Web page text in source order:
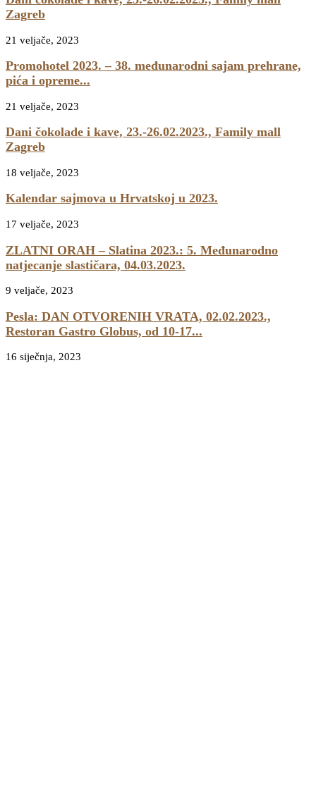
Zagreb
21 veljače, 2023
Promohotel 2023. – 38. međunarodni sajam prehrane,
pića i opreme...
21 veljače, 2023
Dani čokolade i kave, 23.-26.02.2023., Family mall
Zagreb
18 veljače, 2023
Kalendar sajmova u Hrvatskoj u 2023.
17 veljače, 2023
ZLATNI ORAH – Slatina 2023.: 5. Međunarodno
natjecanje slastičara, 04.03.2023.
9 veljače, 2023
Pesla: DAN OTVORENIH VRATA, 02.02.2023.,
Restoran Gastro Globus, od 10-17...
16 siječnja, 2023